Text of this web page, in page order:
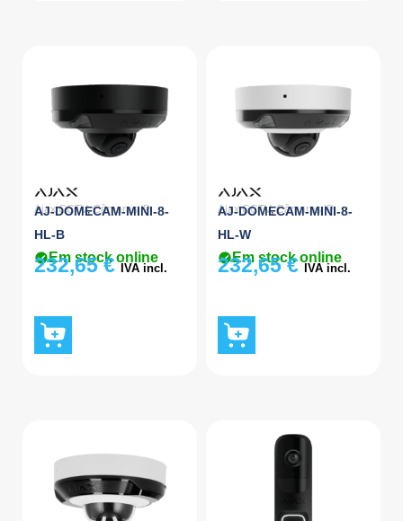
Ajax CCTV,Câmaras IP
AJ-DOMECAM-MINI-8-
HL-B
Em stock online
232,65€ IVA incl.
Ajax CCTV,Câmaras IP
AJ-DOMECAM-MINI-8-
HL-W
Em stock online
232,65€ IVA incl.